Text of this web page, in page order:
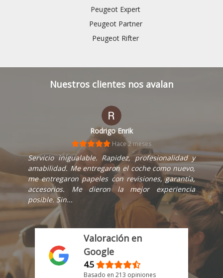
Peugeot Expert
Peugeot Partner
Peugeot Rifter
Nuestros clientes nos avalan
hector colmenares
Hace 1 mes
Compré una Ford Transit en este concesionario y
la experiencia fue muy positiva. Todo el personal
fue muy amable, profesional y atento en todo
momento. Además, la gestión de la compra fue
muy rápida y...
Valoración en
Google
4.5
Basado en 213 opiniones